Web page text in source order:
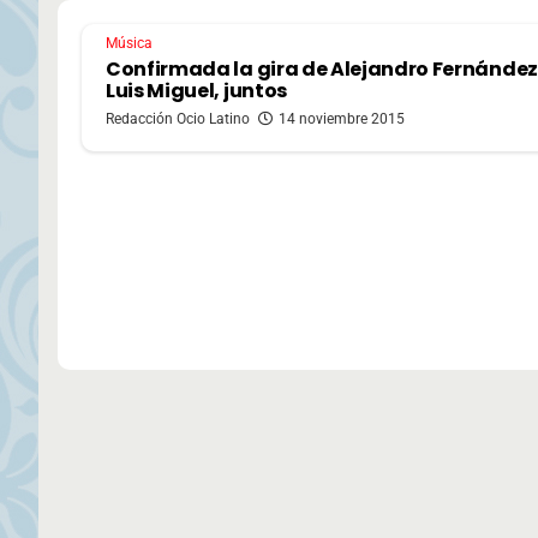
Música
Confirmada la gira de Alejandro
Luis Miguel, juntos
Redacción Ocio Latino 14 noviembre 2015